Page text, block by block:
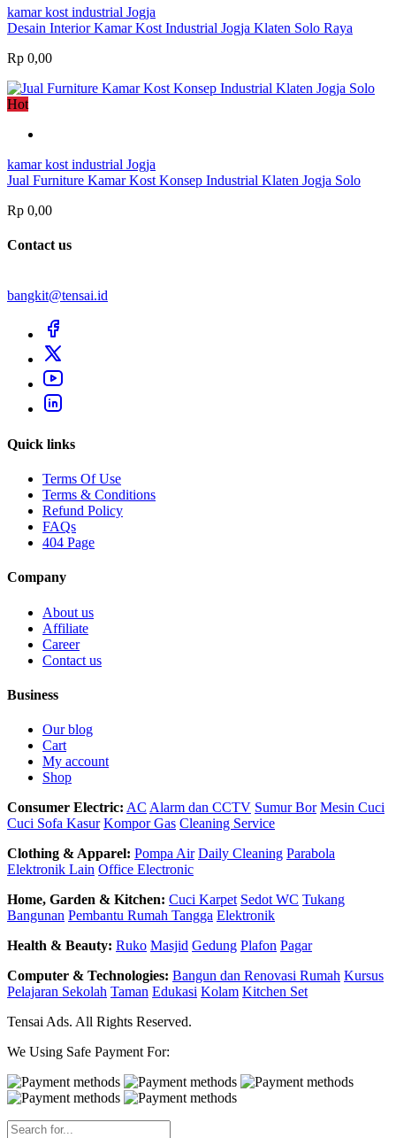
kamar kost industrial Jogja
Desain Interior Kamar Kost Industrial Jogja Klaten Solo Raya
Rp 0,00
Hot
kamar kost industrial Jogja
Jual Furniture Kamar Kost Konsep Industrial Klaten Jogja Solo
Rp 0,00
Contact us
bangkit@tensai.id
Quick links
Terms Of Use
Terms & Conditions
Refund Policy
FAQs
404 Page
Company
About us
Affiliate
Career
Contact us
Business
Our blog
Cart
My account
Shop
Consumer Electric: AC Alarm dan CCTV Sumur Bor Mesin Cuci
Cuci Sofa Kasur Kompor Gas Cleaning Service
Clothing & Apparel: Pompa Air Daily Cleaning Parabola
Elektronik Lain Office Electronic
Home, Garden & Kitchen: Cuci Karpet Sedot WC Tukang
Bangunan Pembantu Rumah Tangga Elektronik
Health & Beauty: Ruko Masjid Gedung Plafon Pagar
Computer & Technologies: Bangun dan Renovasi Rumah Kursus
Pelajaran Sekolah Taman Edukasi Kolam Kitchen Set
Tensai Ads. All Rights Reserved.
We Using Safe Payment For: